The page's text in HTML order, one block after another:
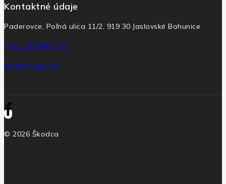
Kontaktné údaje
Paderovce, Poľná ulica 11/2, 919 30 Jaslovské Bohunice
+421 918 666 777
info@skodca.sk
© 2026 Škodca